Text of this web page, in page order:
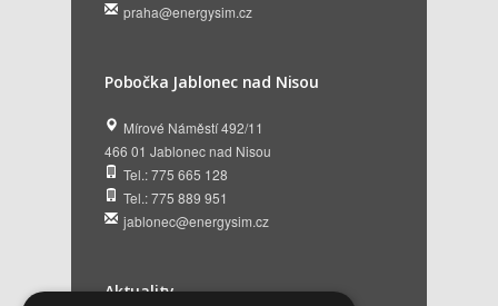
praha@energysim.cz
Pobočka Jablonec nad Nisou
Mírové Náměstí 492/11
466 01 Jablonec nad Nisou
Tel.: 775 665 128
Tel.: 775 889 951
jablonec@energysim.cz
Aktuality